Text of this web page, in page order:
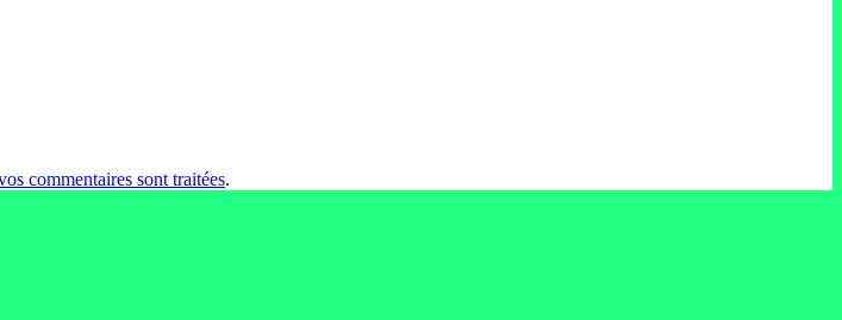
commentaires sont traitées.